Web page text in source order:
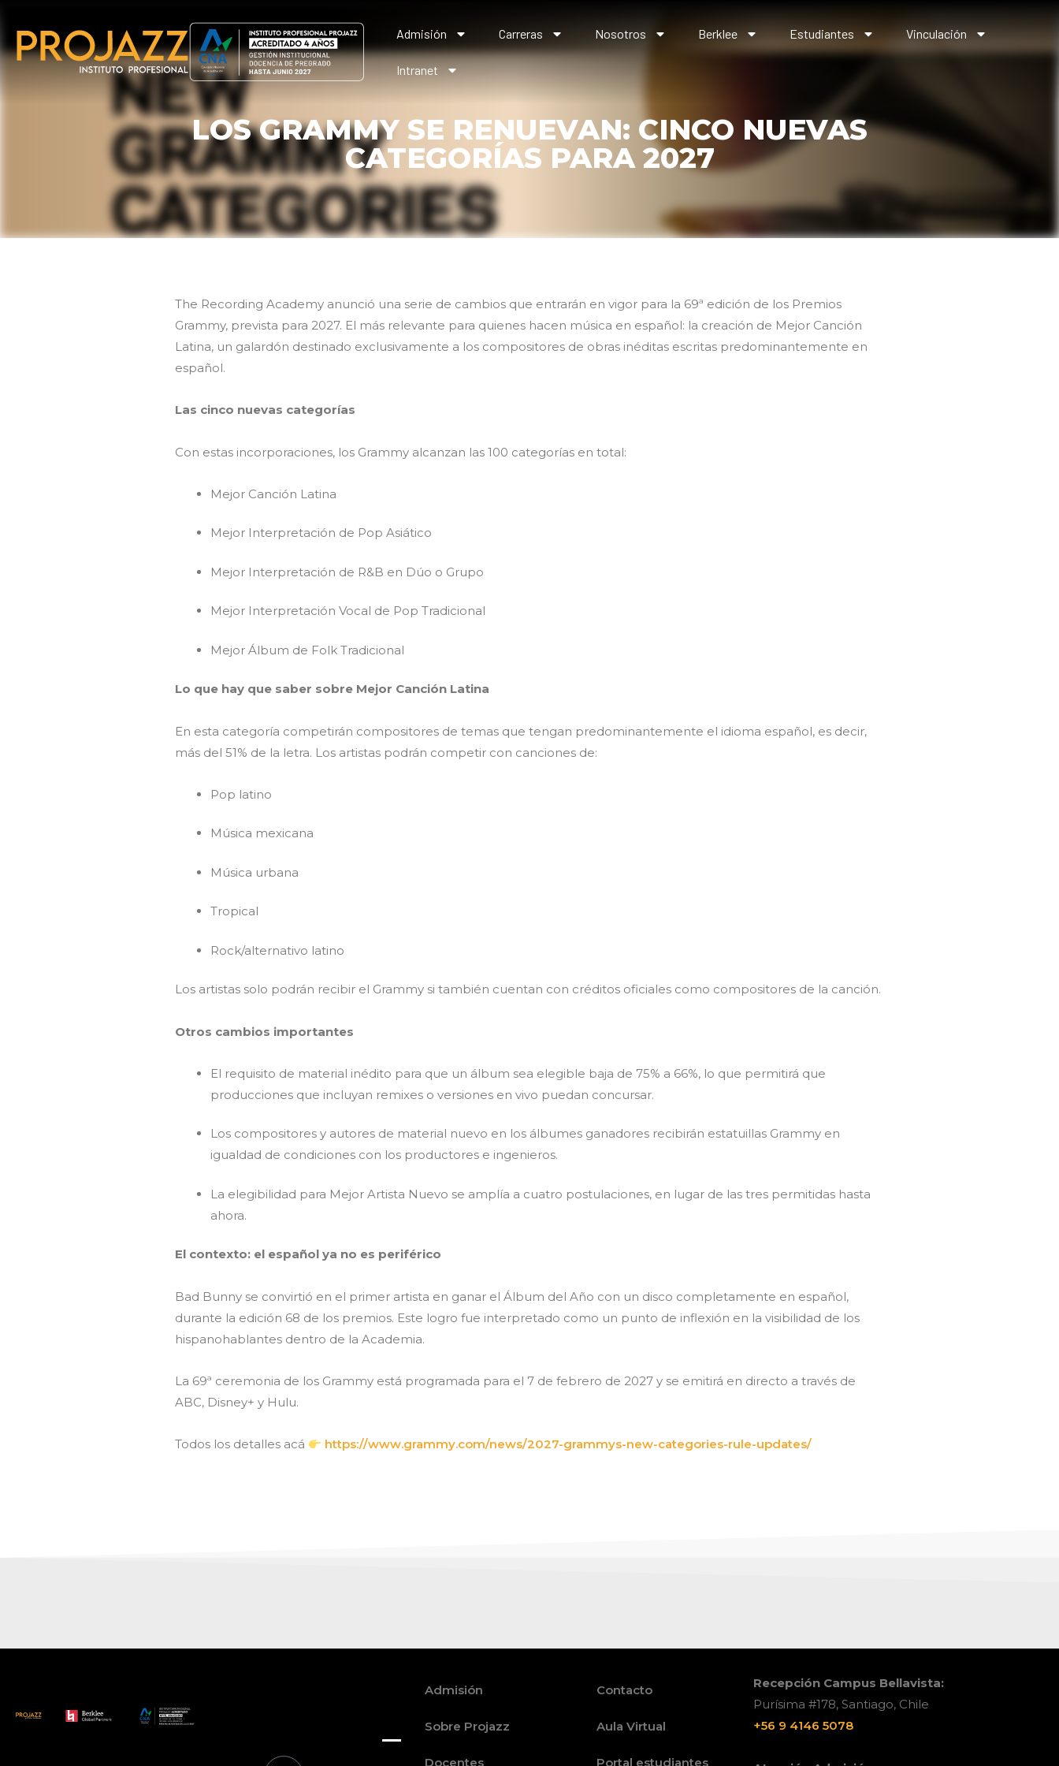
Admisión Carreras Nosotros Berklee Estudiantes Vinculación
Intranet
LOS GRAMMY SE RENUEVAN: CINCO NUEVAS
CATEGORÍAS PARA 2027
The Recording Academy anunció una serie de cambios que entrarán en vigor para la 69ª edición de los Premios
Grammy, prevista para 2027. El más relevante para quienes hacen música en español: la creación de Mejor Canción
Latina, un galardón destinado exclusivamente a los compositores de obras inéditas escritas predominantemente en
español.
Las cinco nuevas categorías
Con estas incorporaciones, los Grammy alcanzan las 100 categorías en total:
Mejor Canción Latina
Mejor Interpretación de Pop Asiático
Mejor Interpretación de R&B en Dúo o Grupo
Mejor Interpretación Vocal de Pop Tradicional
Mejor Álbum de Folk Tradicional
Lo que hay que saber sobre Mejor Canción Latina
En esta categoría competirán compositores de temas que tengan predominantemente el idioma español, es decir,
más del 51% de la letra. Los artistas podrán competir con canciones de:
Pop latino
Música mexicana
Música urbana
Tropical
Rock/alternativo latino
Los artistas solo podrán recibir el Grammy si también cuentan con créditos oficiales como compositores de la canción.
Otros cambios importantes
El requisito de material inédito para que un álbum sea elegible baja de 75% a 66%, lo que permitirá que
producciones que incluyan remixes o versiones en vivo puedan concursar.
Los compositores y autores de material nuevo en los álbumes ganadores recibirán estatuillas Grammy en
igualdad de condiciones con los productores e ingenieros.
La elegibilidad para Mejor Artista Nuevo se amplía a cuatro postulaciones, en lugar de las tres permitidas hasta
ahora.
El contexto: el español ya no es periférico
Bad Bunny se convirtió en el primer artista en ganar el Álbum del Año con un disco completamente en español,
durante la edición 68 de los premios. Este logro fue interpretado como un punto de inflexión en la visibilidad de los
hispanohablantes dentro de la Academia.
La 69ª ceremonia de los Grammy está programada para el 7 de febrero de 2027 y se emitirá en directo a través de
ABC, Disney+ y Hulu.
Todos los detalles acá https://www.grammy.com/news/2027-grammys-new-categories-rule-updates/
Admisión
Sobre Projazz
Docentes
Contacto
Aula Virtual
Portal estudiantes
Recepción Campus Bellavista:
Purísima #178, Santiago, Chile
+56 9 4146 5078